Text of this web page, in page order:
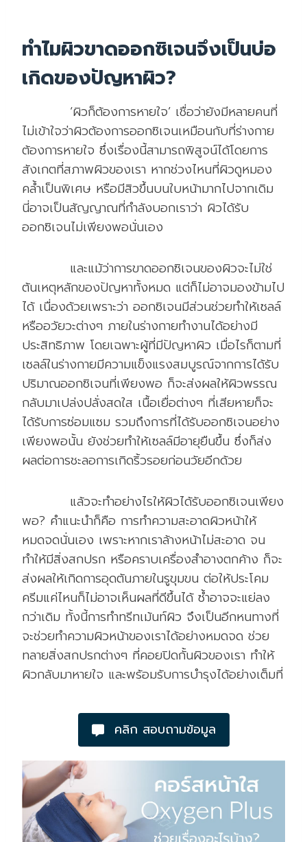
ทำไมผิวขาดออกซิเจนจึงเป็นบ่อ
เกิดของปัญหาผิว?
‘ผิวก็ต้องการหายใจ’ เชื่อว่ายังมีหลายคนที่
ไม่เข้าใจว่าผิวต้องการออกซิเจนเหมือนกับที่ร่างกาย
ต้องการหายใจ ซึ่งเรื่องนี้สามารถพิสูจน์ได้โดยการ
สังเกตที่สภาพผิวของเรา หากช่วงไหนที่ผิวดูหมอง
คล้ำเป็นพิเศษ หรือมีสิวขึ้นบนใบหน้ามากไปจากเดิม
นี่อาจเป็นสัญญาณที่กำลังบอกเราว่า ผิวได้รับ
ออกซิเจนไม่เพียงพอนั่นเอง
และแม้ว่าการขาดออกซิเจนของผิวจะไม่ใช่
ต้นเหตุหลักของปัญหาทั้งหมด แต่ก็ไม่อาจมองข้ามไป
ได้ เนื่องด้วยเพราะว่า ออกซิเจนมีส่วนช่วยทำให้เซลล์
หรืออวัยวะต่างๆ ภายในร่างกายทำงานได้อย่างมี
ประสิทธิภาพ โดยเฉพาะผู้ที่มีปัญหาผิว เมื่อไรก็ตามที่
เซลล์ในร่างกายมีความแข็งแรงสมบูรณ์จากการได้รับ
ปริมาณออกซิเจนที่เพียงพอ ก็จะส่งผลให้ผิวพรรณ
กลับมาเปล่งปลั่งสดใส เนื้อเยื่อต่างๆ ที่เสียหายก็จะ
ได้รับการซ่อมแซม รวมถึงการที่ได้รับออกซิเจนอย่าง
เพียงพอนั้น ยังช่วยทำให้เซลล์มีอายุยืนขึ้น ซึ่งก็ส่ง
ผลต่อการชะลอการเกิดริ้วรอยก่อนวัยอีกด้วย
แล้วจะทำอย่างไรให้ผิวได้รับออกซิเจนเพียง
พอ? คำแนะนำก็คือ การทำความสะอาดผิวหน้าให้
หมดจดนั่นเอง เพราะหากเราล้างหน้าไม่สะอาด จน
ทำให้มีสิ่งสกปรก หรือคราบเครื่องสำอางตกค้าง ก็จะ
ส่งผลให้เกิดการอุดตันภายในรูขุมขน ต่อให้ประโคม
ครีมแค่ไหนก็ไม่อาจเห็นผลที่ดีขึ้นได้ ซ้ำอาจจะแย่ลง
กว่าเดิม ทั้งนี้การทำทรีทเม้นท์ผิว จึงเป็นอีกหนทางที่
จะช่วยทำความผิวหน้าของเราได้อย่างหมดจด ช่วย
ทลายสิ่งสกปรกต่างๆ ที่คอยปิดกั้นผิวของเรา ทำให้
ผิวกลับมาหายใจ และพร้อมรับการบำรุงได้อย่างเต็มที่
คลิก สอบถามข้อมูล